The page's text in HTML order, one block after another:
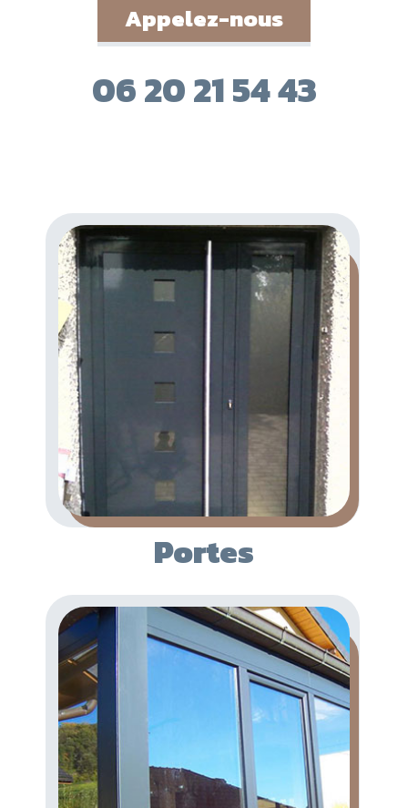
Appelez-nous
06 20 21 54 43
Portes